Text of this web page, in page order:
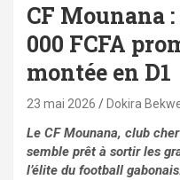
CF Mounana
000 FCFA
montée en D1
23 mai 2026 Dokira
Le CF Mounana, club
semble prêt à sortir les
l’élite du football